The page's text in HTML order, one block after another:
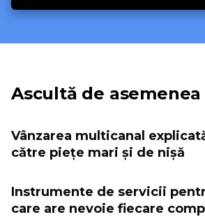
Ascultă de asemenea
Vânzarea multicanal
către piețe mari și de nișă
Instrumente de servicii
care are nevoie fiecare